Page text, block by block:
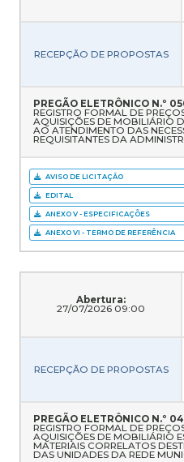
RECEPÇÃO DE PROPOSTAS
PREGÃO ELETRÔNICO N.º
REGISTRO FORMAL DE
AQUISIÇÕES DE MOBILIÁRIO
AO ATENDIMENTO DAS
REQUISITANTES DA
AVISO DE LICITAÇÃO
EDITAL
ANEXO V - ESPECIFICAÇÕES
ANEXO VI - TERMO DE REFERÊNCIA
Abertura:
27/07/2026 09:00
RECEPÇÃO DE PROPOSTAS
PREGÃO ELETRÔNICO N.º
REGISTRO FORMAL DE
AQUISIÇÕES DE MOBILIÁRIO
MATERIAIS CORRELATOS
DAS UNIDADES DA REDE